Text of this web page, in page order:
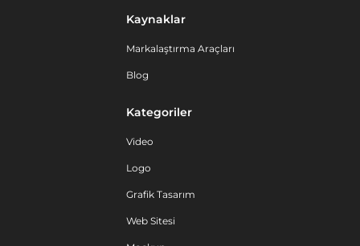
Kaynaklar
Markalaştırma Araçları
Blog
Kategoriler
Video
Logo
Grafik Tasarım
Web Sitesi